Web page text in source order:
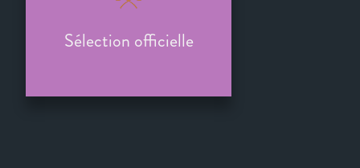
Sélection officielle